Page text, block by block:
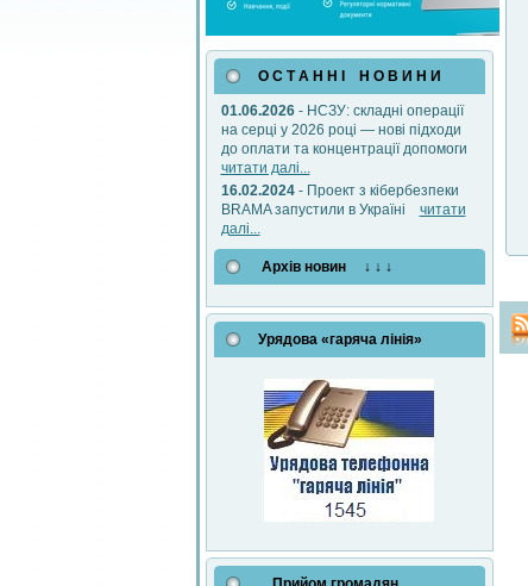
О С Т А Н Н І Н О В И Н И
01.06.2026- НСЗУ: складні операції
на серці у 2026 році — нові підходи
до оплати та концентрації допомоги
читати далі...
16.02.2024- Проект з кібербезпеки
BRAMA запустили в Україні читати
далі...
Архів новин ↓ ↓ ↓
Урядова «гаряча лінія»